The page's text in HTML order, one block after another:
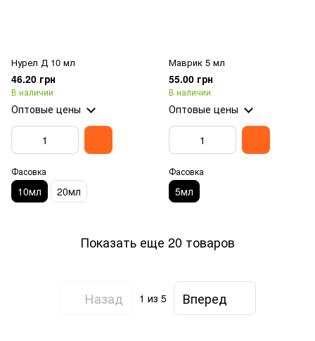
Нурел Д 10 мл
46.20 грн
В наличии
Оптовые цены
Фасовка
10мл 20мл
Маврик 5 мл
55.00 грн
В наличии
Оптовые цены
Фасовка
5мл
Показать еще 20 товаров
Назад 1 из 5 Вперед